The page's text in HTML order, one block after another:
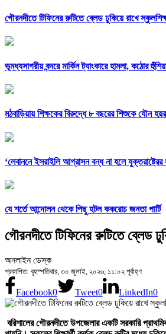
গৌরনদীতে টিফিনের রুটিতে ব্লেড ঢুকিয়ে রাখে
ভূমধ্যসাগরীয় বন্দরে মার্কিন ট্যাংকারে হামলা, কঠোর
মঠবাড়িয়ায় শিক্ষকের বিরুদ্ধে ৮ বছরের শিশুকে যৌন
‘লেবাননে ইসরাইলি আগ্রাসন বন্ধ না হলে যুক্তরাষ্ট্রের
যে শর্তে আন্দোলন থেকে পিছু হটল ককরোচ জনতা পার্টি
গৌরনদীতে টিফিনের রুটিতে ব্লেড
অনলাইন ডেস্ক
প্রকাশিত: বৃহস্পতিবার, ৩০ জুলাই, ২০২৬, ১১:০২ পূর্বাহ্ণ
Facebook0 Tweet0 LinkedIn0
বরিশালের গৌরনদীতে উপজেলার একটি সরকারি